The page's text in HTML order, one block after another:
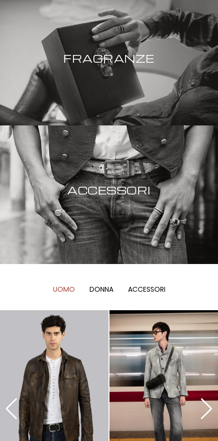
FRAGRANZE
ACCESSORI
UOMO DONNA ACCESSORI